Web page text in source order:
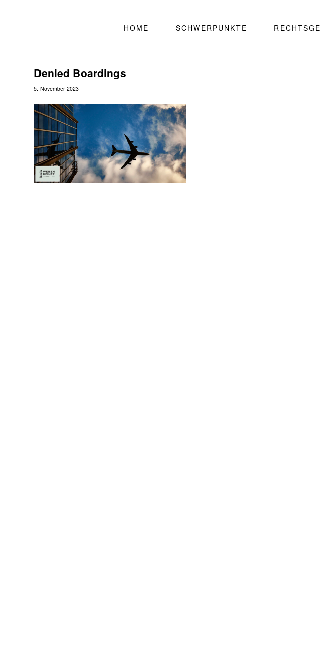
HOME SCHWERPUNKTE
Denied Boardings
5. November 2023